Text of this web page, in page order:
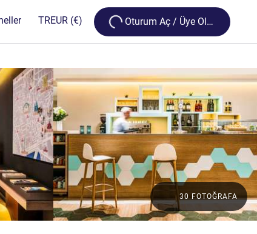
TREUR (€) Loading...
Oturum Aç / Üye Olun
30 FOTOĞRAFA